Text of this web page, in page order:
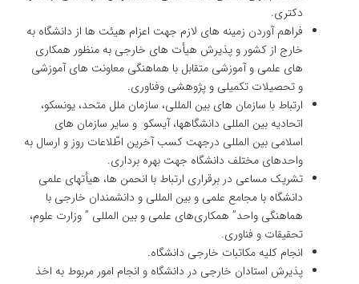
دکتری.
فراهم آوردن زمینه های لازم جهت اعزام هیئت ها از دانشگاه به
خارج از کشور و پذیرش هیأت های خارجی به منظور همکاری
های علمی و آموزشی متقابل با هماهنگی معاونت های آموزشی
و تحصیلات تکمیلی و پژوهشی وفناوری.
ارتباط با سازمان های بین المللی، سازمان ملل متحد، یونسکو،
اتحادیه بین المللی دانشگاهها، آیسکو و سایر سازمان های
اسلامی بین المللی درجهت کسب آخرین اطّلاعات روز و ارسال به
واحدهای مختلف دانشگاه جهت بهره برداری.
تشریک مساعی در برقراری ارتباط با انحمن ها، هیأتهای علمی
دانشگاه با مجامع علمی و بین المللی و دانشمندان خارجی با
هماهنگی واحد” همکاری‌های علمی و بین المللی ” وزارت علوم،
تحقیقات و فناوری.
انجام کلیه مکاتبات خارجی دانشگاه.
پذیرش استادان خارجی در دانشگاه و انجام امور مربوط به اخذ